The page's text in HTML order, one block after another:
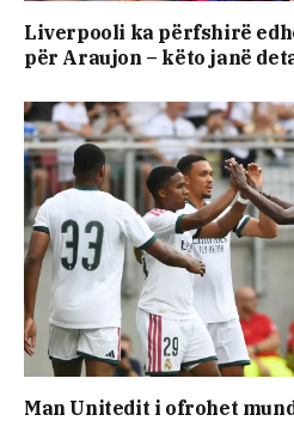
Liverpooli ka përfshirë
për Araujon – këto janë
Man Unitedit i ofrohet